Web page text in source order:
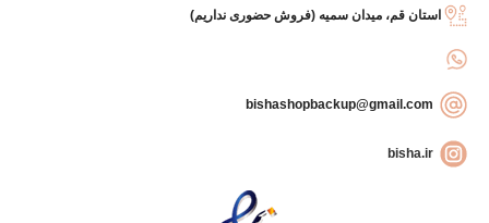
استان قم، میدان سمیه (فروش حضوری نداریم)
bisha.ir